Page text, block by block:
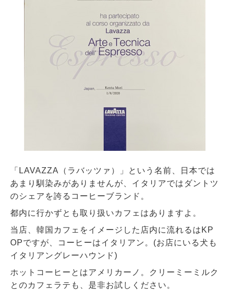
「LAVAZZA（ラバッツァ）」という名前、日本では
あまり馴染みがありませんが、イタリアではダントツ
のシェアを誇るコーヒーブランド。
都内に行かずとも取り扱いカフェはありますよ。
当店、韓国カフェをイメージした店内に流れるはKP
OPですが、コーヒーはイタリアン。(お店にいる犬も
イタリアングレーハウンド)
ホットコーヒーとはアメリカーノ。クリーミーミルク
とのカフェラテも、是非お試しください。